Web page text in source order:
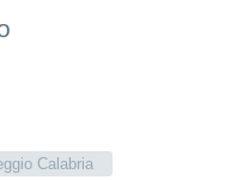
Calabria